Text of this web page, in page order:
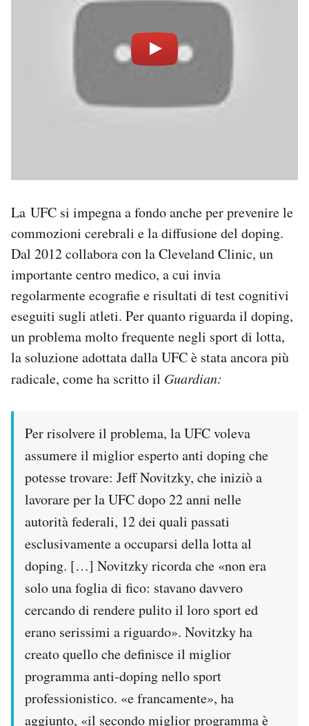
La UFC si impegna a fondo anche per prevenire le
commozioni cerebrali e la diffusione del doping.
Dal 2012 collabora con la Cleveland Clinic, un
importante centro medico, a cui invia
regolarmente ecografie e risultati di test cognitivi
eseguiti sugli atleti. Per quanto riguarda il doping,
un problema molto frequente negli sport di lotta,
la soluzione adottata dalla UFC è stata ancora più
radicale, come ha scritto il Guardian:
Per risolvere il problema, la UFC voleva
assumere il miglior esperto anti doping che
potesse trovare: Jeff Novitzky, che iniziò a
lavorare per la UFC dopo 22 anni nelle
autorità federali, 12 dei quali passati
esclusivamente a occuparsi della lotta al
doping. […] Novitzky ricorda che «non era
solo una foglia di fico: stavano davvero
cercando di rendere pulito il loro sport ed
erano serissimi a riguardo». Novitzky ha
creato quello che definisce il miglior
programma anti-doping nello sport
professionistico. «e francamente», ha
aggiunto, «il secondo miglior programma è